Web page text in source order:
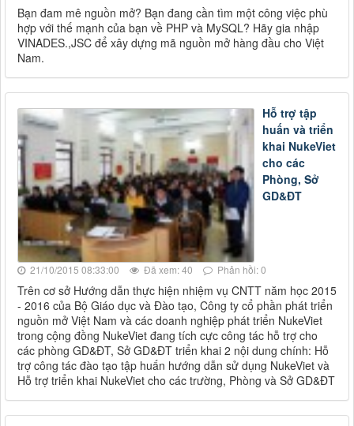
Bạn đam mê nguồn mở? Bạn đang cần tìm một công việc phù
hợp với thế mạnh của bạn về PHP và MySQL? Hãy gia nhập
VINADES.,JSC để xây dựng mã nguồn mở hàng đầu cho Việt
Nam.
Hỗ trợ tập
huấn và triển
khai NukeViet
cho các
Phòng, Sở
GD&ĐT
21/10/2015 08:33:00 Đã xem: 40 Phản hồi: 0
Trên cơ sở Hướng dẫn thực hiện nhiệm vụ CNTT năm học 2015
- 2016 của Bộ Giáo dục và Đào tạo, Công ty cổ phần phát triển
nguồn mở Việt Nam và các doanh nghiệp phát triển NukeViet
trong cộng đồng NukeViet đang tích cực công tác hỗ trợ cho
các phòng GD&ĐT, Sở GD&ĐT triển khai 2 nội dung chính: Hỗ
trợ công tác đào tạo tập huấn hướng dẫn sử dụng NukeViet và
Hỗ trợ triển khai NukeViet cho các trường, Phòng và Sở GD&ĐT